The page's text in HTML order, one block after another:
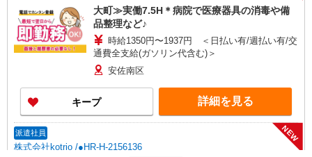
大町≫実働7.5H＊病院で医療器具の消毒や備
品整理など♪
時給1350円〜1937円 ＜日払い有/週払い有/交
通費全支給(ガソリン代含む)＞
安佐南区
キープ 詳細を見る
派遣社員
株式会社kotrio /●HR-H-2156136
NEW